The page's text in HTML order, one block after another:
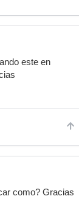
este en
como? Gracias